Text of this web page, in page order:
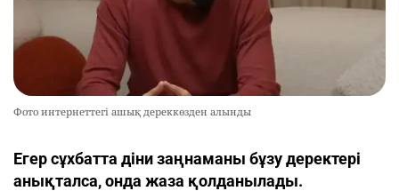
Фото интернеттегі ашық дереккөзден алынды
Егер сұхбатта діни заңнаманы бұзу деректері
анықталса, онда жаза қолданылады.